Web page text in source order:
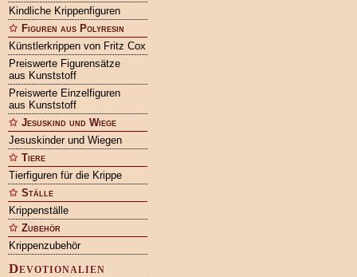
Kindliche Krippenfiguren
Figuren aus Polyresin
Künstlerkrippen von Fritz Cox
Preiswerte Figurensätze
aus Kunststoff
Preiswerte Einzelfiguren
aus Kunststoff
Jesuskind und Wiege
Jesuskinder und Wiegen
Tiere
Tierfiguren für die Krippe
Ställe
Krippenställe
Zubehör
Krippenzubehör
Devotionalien